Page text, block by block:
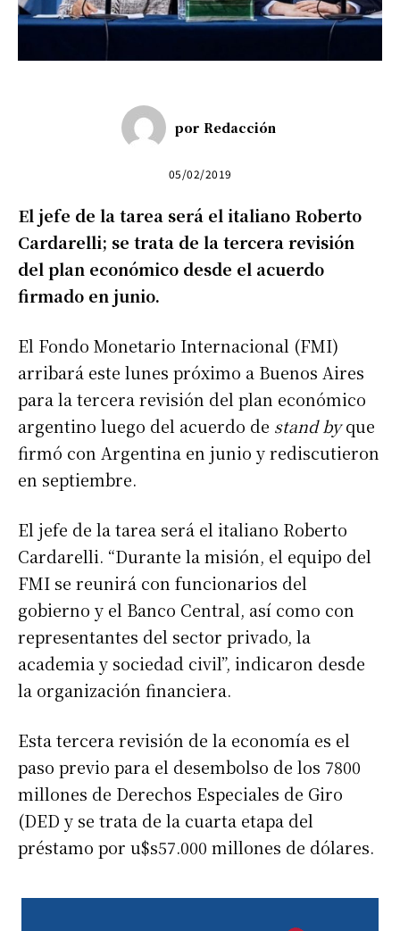
por Redacción
05/02/2019
El jefe de la tarea será el italiano Roberto
Cardarelli; se trata de la tercera revisión
del plan económico desde el acuerdo
firmado en junio.
El Fondo Monetario Internacional (FMI)
arribará este lunes próximo a Buenos Aires
para la tercera revisión del plan económico
argentino luego del acuerdo de stand byque
firmó con Argentina en junio y rediscutieron
en septiembre.
El jefe de la tarea será el italiano Roberto
Cardarelli. “Durante la misión, el equipo del
FMI se reunirá con funcionarios del
gobierno y el Banco Central, así como con
representantes del sector privado, la
academia y sociedad civil”, indicaron desde
la organización financiera.
Esta tercera revisión de la economía es el
paso previo para el desembolso de los 7800
millones de Derechos Especiales de Giro
(DED y se trata de la cuarta etapa del
préstamo por u$s57.000 millones de dólares.